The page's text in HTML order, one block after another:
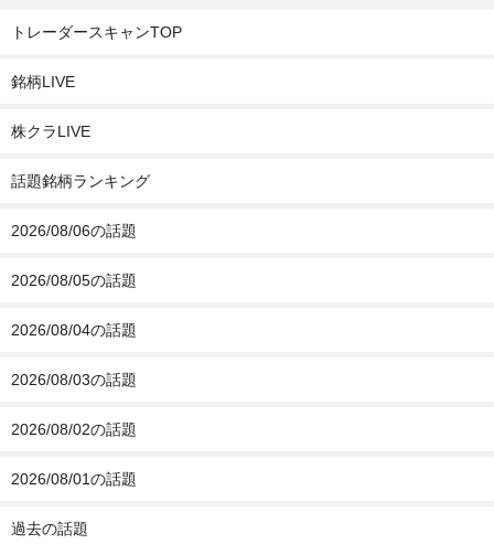
トレーダースキャンTOP
銘柄LIVE
株クラLIVE
話題銘柄ランキング
2026/08/06の話題
2026/08/05の話題
2026/08/04の話題
2026/08/03の話題
2026/08/02の話題
2026/08/01の話題
過去の話題